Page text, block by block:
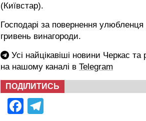
(Київстар).
Господарі за повернення
гривень винагороди.
Усі найцікавіші новини Черкас
на нашому каналі в Telegram
ПОДІЛИТИСЬ
Facebook